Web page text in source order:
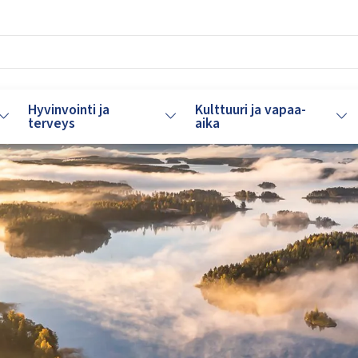
alasvetovalikkoa
Hyvinvointi ja
terveys Vaihda alasvetovalikkoa
Kulttuuri ja vapaa-
aika